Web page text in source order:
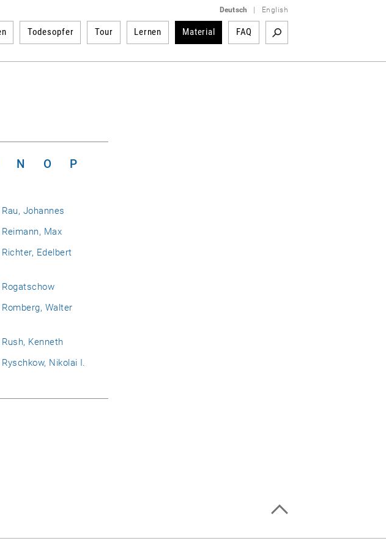
Deutsch English
Todesopfer Tour Lernen Material FAQ
N O
P
Rau, Johannes
Reimann, Max
Richter, Edelbert
Rogatschow
Romberg, Walter
Rush, Kenneth
Ryschkow, Nikolai I.